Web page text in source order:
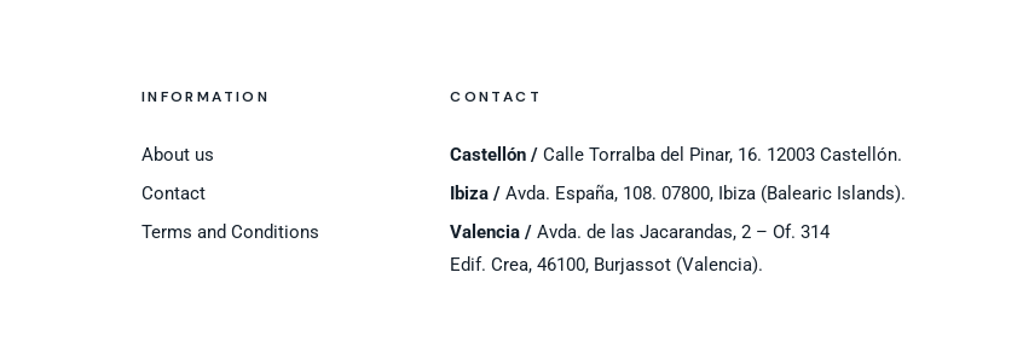
INFORMATION
About us
Contact
Terms and Conditions
CONTACT
Castellón / Calle Torralba del Pinar, 16. 12003 Castellón.
Ibiza / Avda. España, 108. 07800, Ibiza (Balearic Islands).
Valencia / Avda. de las Jacarandas, 2 – Of. 314
Edif. Crea, 46100, Burjassot (Valencia).